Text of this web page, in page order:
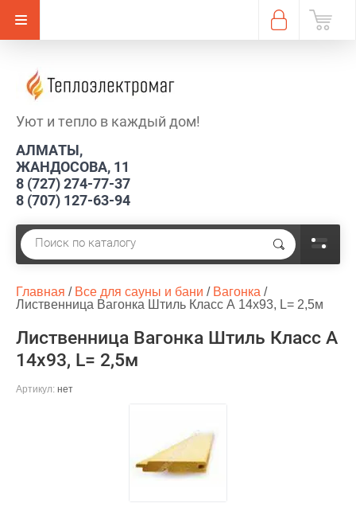
Уют и тепло в каждый дом!
АЛМАТЫ,
ЖАНДОСОВА, 11
8 (727) 274-77-37
8 (707) 127-63-94
Главная / Все для сауны и бани / Вагонка /
Лиственница Вагонка Штиль Класс А 14х93, L= 2,5м
Лиственница Вагонка Штиль Класс А
14х93, L= 2,5м
Артикул: нет